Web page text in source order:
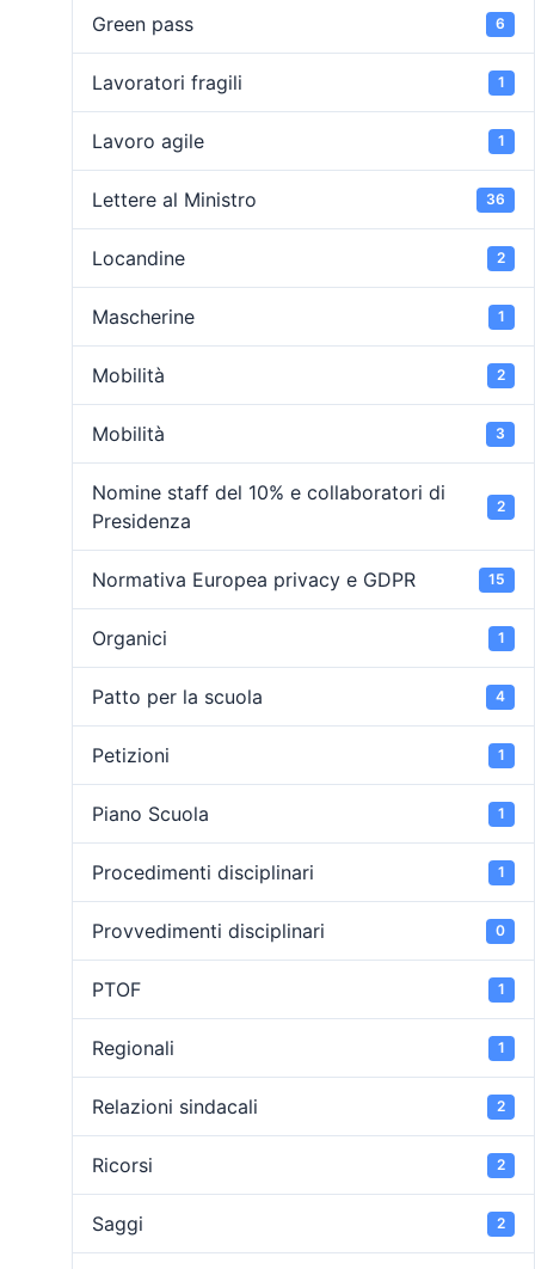
Green pass 6
Lavoratori fragili 1
Lavoro agile 1
Lettere al Ministro 36
Locandine 2
Mascherine 1
Mobilità 2
Mobilità 3
Nomine staff del 10% e collaboratori di
Presidenza
2
Normativa Europea privacy e GDPR 15
Organici 1
Patto per la scuola 4
Petizioni 1
Piano Scuola 1
Procedimenti disciplinari 1
Provvedimenti disciplinari 0
PTOF 1
Regionali 1
Relazioni sindacali 2
Ricorsi 2
Saggi 2